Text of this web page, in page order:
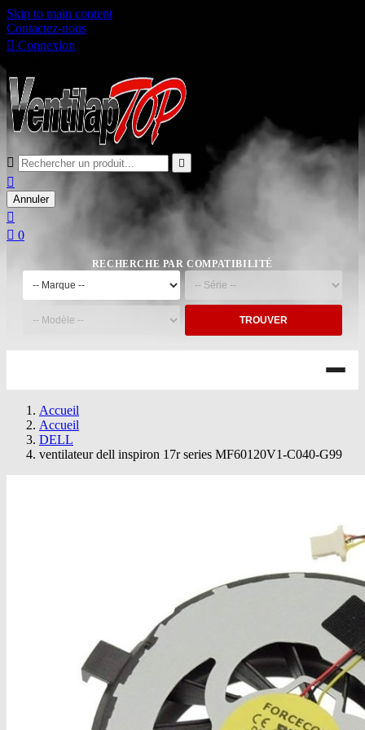
Skip to main content
Contactez-nous
 Connexion
 

Annuler

 0
RECHERCHE PAR COMPATIBILITÉ
TROUVER
Accueil
Accueil
DELL
ventilateur dell inspiron 17r series MF60120V1-C040-G99